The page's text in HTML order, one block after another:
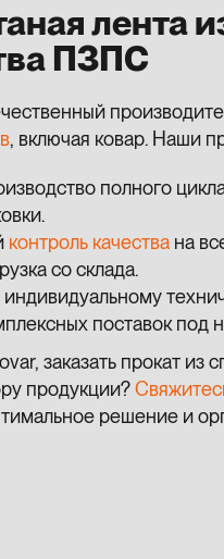
лента
ПЗПС
, включая ковар. Наши
полного
контроль качествана
со склада.
индивидуальному
поставок
заказать прокат из
продукции?
решение и